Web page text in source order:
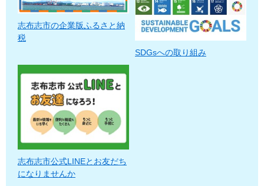
志布志市の企業版ふるさと納
税
SDGsへの取り組み
志布志市公式LINEとお友だち
になりませんか